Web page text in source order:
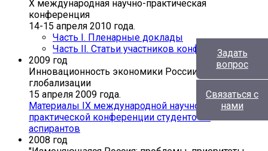
X международная научно-практическая
конференция
14-15 апреля 2010 года.
Часть I. Пленарные доклады
Часть II. Статьи участников конференции
2009 год
Инновационность экономики России и процессы
глобализации
15 апреля 2009 года.
Материалы IX международной научно-
практической конференции студентов и
аспирантов
2008 год
Задать
вопрос
Связаться с
нами